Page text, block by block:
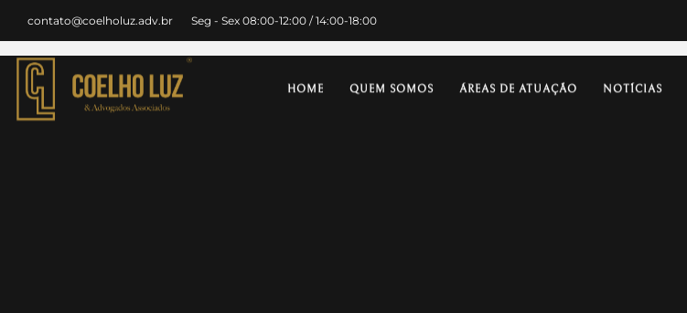
contato@coelholuz.adv.br Seg - Sex 08:00-12:00 / 14:00-18:00
HOME QUEM SOMOS ÁREAS DE ATUAÇÃO NOTÍCIAS